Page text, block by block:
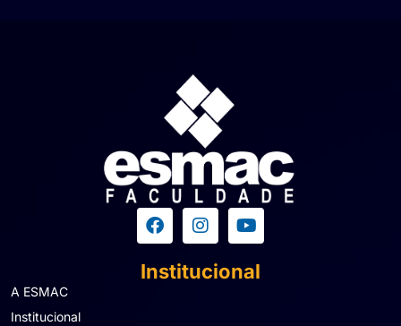
Institucional
A ESMAC
Institucional